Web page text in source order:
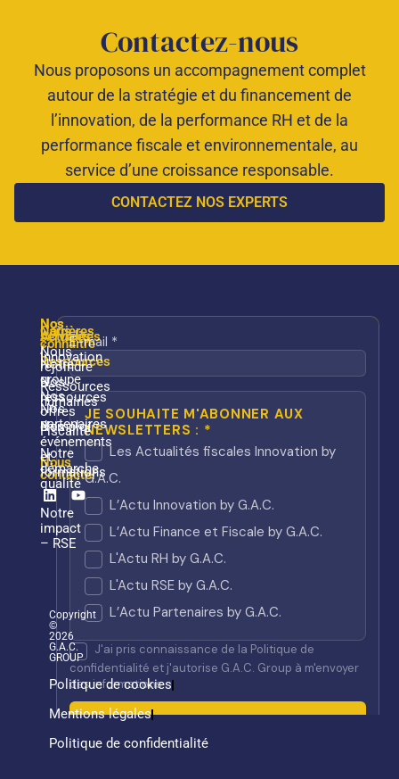
Contactez-nous
Nous proposons un accompagnement complet
autour de la stratégie et du financement de
l’innovation, de la performance RH et de la
performance fiscale et environnementale, au
service d’une croissance responsable.
CONTACTEZ NOS EXPERTS
Nos
services
Innovation
Ressources
humaines
Fiscalité
Nos
Actualités
/
Ressources
Nos
ressources
Nos
événements
et
formations
Nous
connaître
Notre
groupe
Nos
partenaires
Notre
démarche
qualité
Notre
impact
– RSE
Carrières
Nous
rejoindre
Nos
offres
d’emploi
Nous
contacter
LinkedinYoutube
Copyright
©
2026
G.A.C.
GROUP
Politique de cookies
Mentions légales
Politique de confidentialité